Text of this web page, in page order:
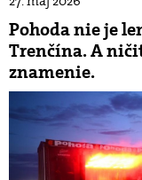
Pohoda nie je
Trenčína. A
znamenie.